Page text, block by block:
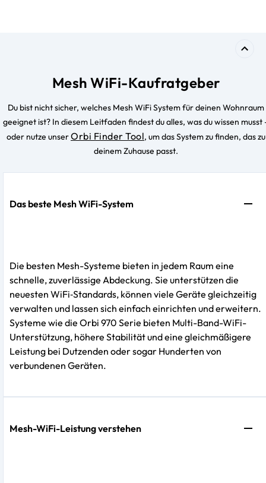
Mesh WiFi-Kaufratgeber
Du bist nicht sicher, welches Mesh WiFi System für deinen Wohnraum
geeignet ist? In diesem Leitfaden findest du alles, was du wissen musst
oder nutze unserOrbi Finder Tool, um das System zu finden, das zu
deinem Zuhause passt.
Das beste Mesh WiFi-System
Die besten Mesh-Systeme bieten in jedem Raum eine
schnelle, zuverlässige Abdeckung. Sie unterstützen die
neuesten WiFi‑Standards, können viele Geräte gleichzeitig
verwalten und lassen sich einfach einrichten und erweitern.
Systeme wie die Orbi 970 Serie bieten Multi-Band-WiFi-
Unterstützung, höhere Stabilität und eine gleichmäßigere
Leistung bei Dutzenden oder sogar Hunderten von
verbundenen Geräten.
Mesh-WiFi-Leistung verstehen